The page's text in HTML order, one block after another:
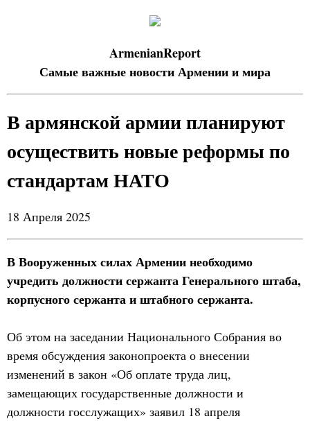
ArmenianReport
Самые важные новости Армении и мира
В армянской армии планируют
осуществить новые реформы по
стандартам НАТО
18 Апреля 2025
В Вооруженных силах Армении необходимо
учредить должности сержанта Генерального штаба,
корпусного сержанта и штабного сержанта.
Об этом на заседании Национального Собрания во
время обсуждения законопроекта о внесении
изменений в закон «Об оплате труда лиц,
замещающих государственные должности и
должности госслужащих» заявил 18 апреля